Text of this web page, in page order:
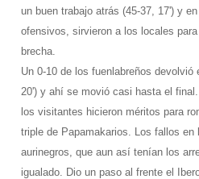
un buen trabajo atrás (45-37, 17') y
ofensivos, sirvieron a los locales
brecha.
Un 0-10 de los fuenlabreños devolvió
20') y ahí se movió casi hasta el
los visitantes hicieron méritos para
triple de Papamakarios. Los fallos en
aurinegros, que aun así tenían los
igualado. Dio un paso al frente el